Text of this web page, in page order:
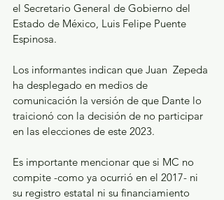
el Secretario General de Gobierno del
Estado de México, Luis Felipe Puente
Espinosa.
Los informantes indican que Juan  Zepeda
ha desplegado en medios de
comunicación la versión de que Dante lo
traicionó con la decisión de no participar
en las elecciones de este 2023.
Es importante mencionar que si MC no
compite -como ya ocurrió en el 2017- ni
su registro estatal ni su financiamiento